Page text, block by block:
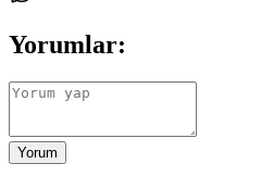
Yorumlar:
Yorum